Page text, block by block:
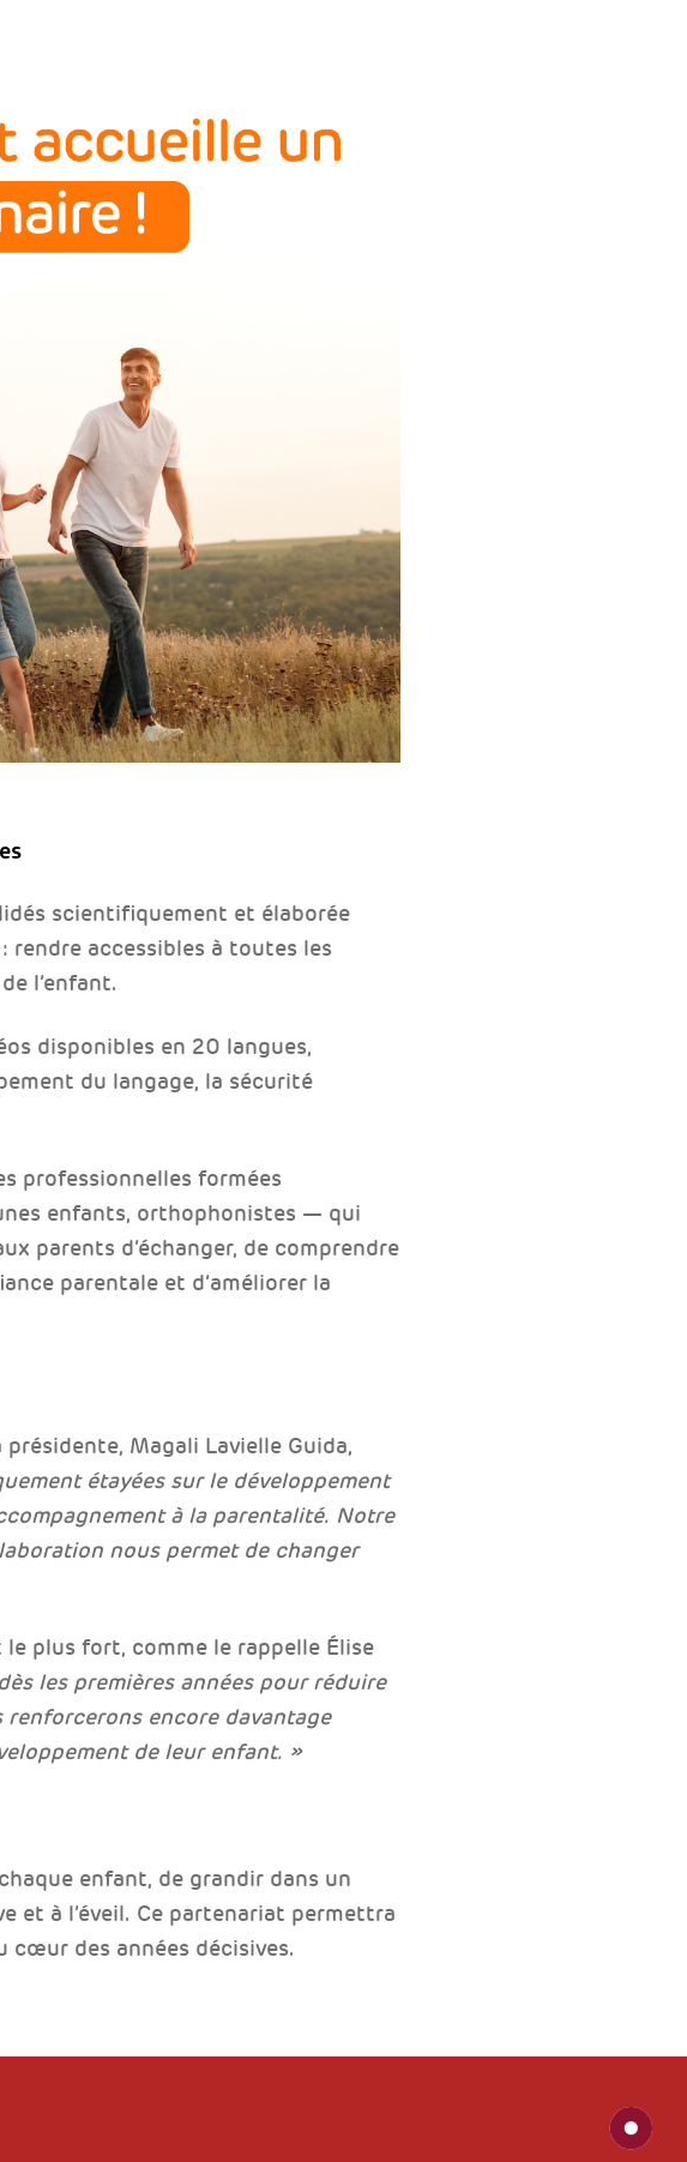
scientifiquement et élaborée
rendre accessibles à toutes les
l’enfant.
disponibles en 20 langues,
du langage, la sécurité
professionnelles formées
enfants, orthophonistes — qui
parents d’échanger, de comprendre
parentale et d’améliorer la
Magali Lavielle Guida,
étayées sur le développement
à la parentalité. Notre
nous permet de changer
le plus fort, comme le rappelle Élise
les premières années pour réduire
encore davantage
de leur enfant. »
enfant, de grandir dans un
et à l’éveil. Ce partenariat permettra
cœur des années décisives.